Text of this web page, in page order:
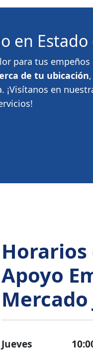
en
para tus
de tu ubicación
en
Horarios
Apoyo
Mercado
Jueves